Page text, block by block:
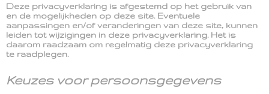
Deze privacyverklaring is afgestemd op het gebruik van
en de mogelijkheden op deze site. Eventuele
aanpassingen en/of veranderingen van deze site, kunnen
leiden tot wijzigingen in deze privacyverklaring. Het is
daarom raadzaam om regelmatig deze privacyverklaring
te raadplegen.
Keuzes voor persoonsgegevens